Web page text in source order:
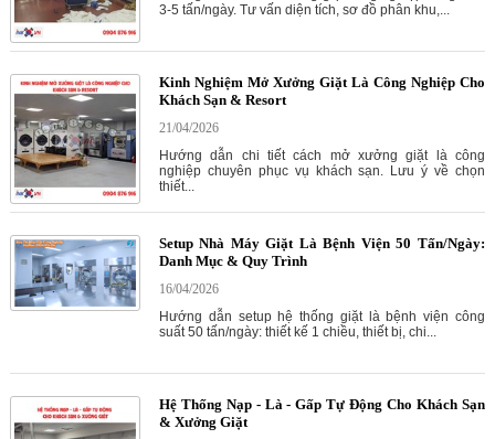
3-5 tấn/ngày. Tư vấn diện tích, sơ đồ phân khu,...
Kinh Nghiệm Mở Xưởng Giặt Là Công Nghiệp Cho
Khách Sạn & Resort
21/04/2026
Hướng dẫn chi tiết cách mở xưởng giặt là công
nghiệp chuyên phục vụ khách sạn. Lưu ý về chọn
thiết...
Setup Nhà Máy Giặt Là Bệnh Viện 50 Tấn/Ngày:
Danh Mục & Quy Trình
16/04/2026
Hướng dẫn setup hệ thống giặt là bệnh viện công
suất 50 tấn/ngày: thiết kế 1 chiều, thiết bị, chi...
Hệ Thống Nạp - Là - Gấp Tự Động Cho Khách Sạn
& Xưởng Giặt